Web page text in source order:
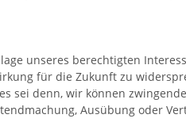
unseres berechtigten
für die Zukunft zu
denn, wir können
Ausübung oder